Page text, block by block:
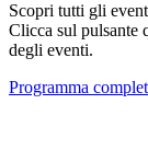
Scopri tutti gli
Clicca sul pulsante
degli eventi.
Programma